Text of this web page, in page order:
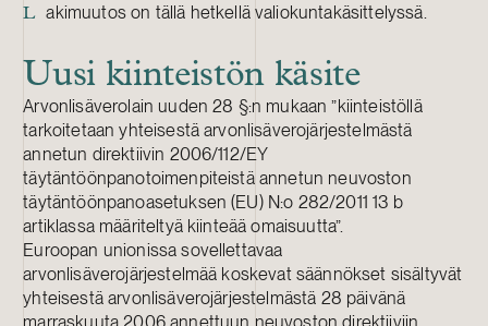
L akimuutos on tällä hetkellä valiokuntakäsittelyssä.
Uusi kiinteistön käsite
Arvonlisäverolain uuden 28 §:n mukaan ”kiinteistöllä
tarkoitetaan yhteisestä arvonlisäverojärjestelmästä
annetun direktiivin 2006/112/EY
täytäntöönpanotoimenpiteistä annetun neuvoston
täytäntöönpanoasetuksen (EU) N:o 282/2011 13 b
artiklassa määriteltyä kiinteää omaisuutta”.
Euroopan unionissa sovellettavaa
arvonlisäverojärjestelmää koskevat säännökset sisältyvät
yhteisestä arvonlisäverojärjestelmästä 28 päivänä